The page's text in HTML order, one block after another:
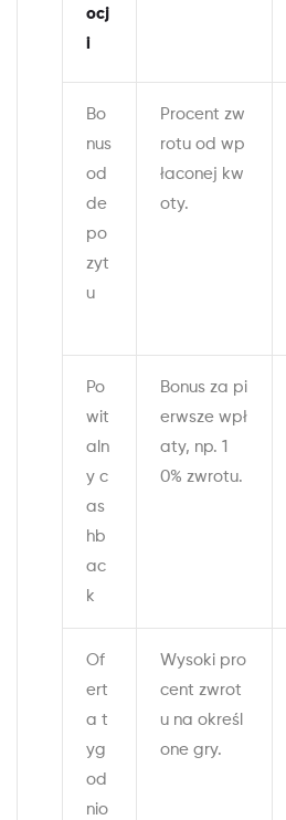
ocj
i
Bo
nus
od
de
po
zyt
u
Procent zw
rotu od wp
łaconej kw
oty.
Po
wit
aln
y c
as
hb
ac
k
Bonus za pi
erwsze wpł
aty, np. 1
0% zwrotu.
Of
ert
a t
yg
od
nio
Wysoki pro
cent zwrot
u na określ
one gry.